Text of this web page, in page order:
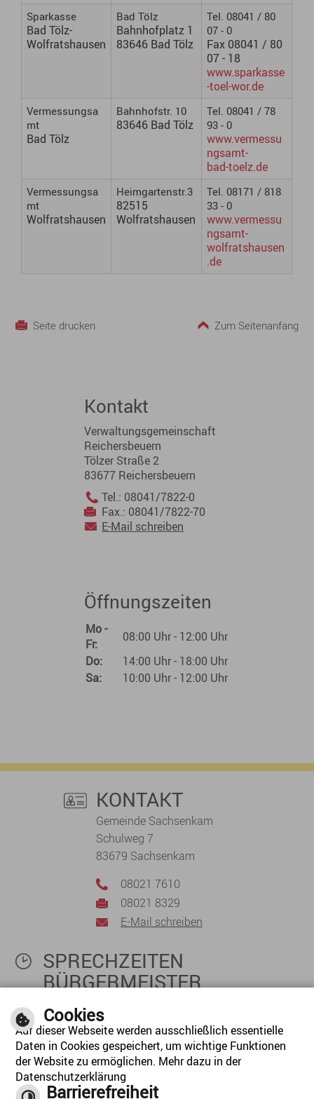
Sparkasse
Bad Tölz-
Wolfratshausen
Bad Tölz
Bahnhofplatz 1
83646 Bad Tölz
Tel. 08041 / 80
07 - 0
Fax 08041 / 80
07 - 18
www.sparkasse
-toel-wor.de
Vermessungsa
mt
Bad Tölz
Bahnhofstr. 10
83646 Bad Tölz
Tel. 08041 / 78
93 - 0
www.vermessu
ngsamt-
bad-toelz.de
Vermessungsa
mt
Wolfratshausen
Heimgartenstr.3
82515
Wolfratshausen
Tel. 08171 / 818
33 - 0
www.vermessu
ngsamt-
wolfratshausen
.de
Seite drucken Zum Seitenanfang
Kontakt
Verwaltungsgemeinschaft
Reichersbeuern
Tölzer Straße 2
83677 Reichersbeuern
Tel.: 08041/7822-0
Fax.: 08041/7822-70
E-Mail schreiben
Öffnungszeiten
Mo -
Fr:
08:00 Uhr - 12:00 Uhr
Do:
14:00 Uhr - 18:00 Uhr
Sa:
10:00 Uhr - 12:00 Uhr
KONTAKT
Gemeinde Sachsenkam
Schulweg 7
83679 Sachsenkam
08021 7610
08021 8329
E-Mail schreiben
SPRECHZEITEN
BÜRGERMEISTER
derzeit nur nach telefonischer Vereinbarung
(08041-78220)
Cookies
Auf dieser Webseite werden ausschließlich essentielle
Daten in Cookies gespeichert, um wichtige Funktionen
der Website zu ermöglichen. Mehr dazu in der
Datenschutzerklärung
Barrierefreiheit